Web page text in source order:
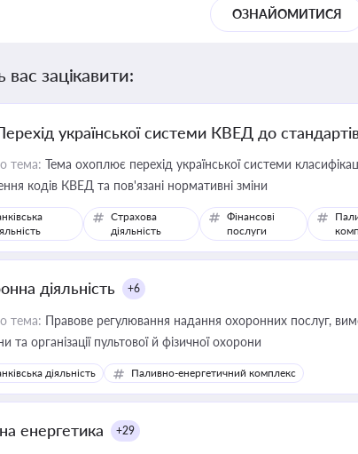
ОЗНАЙОМИТИСЯ
зацікавити:
української системи КВЕД до
тема: Тема охоплює перехід української системи
кодів КВЕД та пов'язані нормативні зміни
Страхова
діяльність
Фінансові
послуги
діяльність +6
тема: Правове регулювання надання охоронних послуг,
та організації пультової й фізичної охорони
діяльність Паливно-енергетичний комплекс
енергетика +29